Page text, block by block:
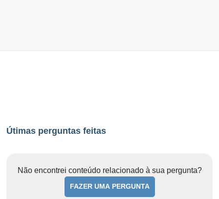
Útimas perguntas feitas
Não encontrei conteúdo relacionado à sua pergunta?
FAZER UMA PERGUNTA